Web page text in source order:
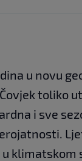
u novu
toliko
i sve
klimatskom